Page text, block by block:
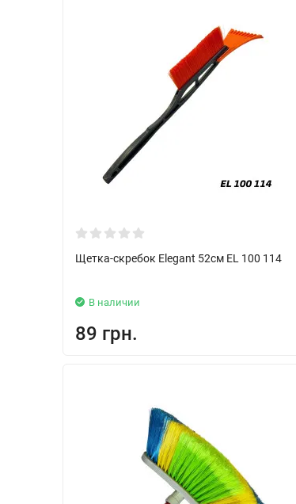
Щетка-скребок Elegant 52см EL 100 114
В наличии
89 грн.